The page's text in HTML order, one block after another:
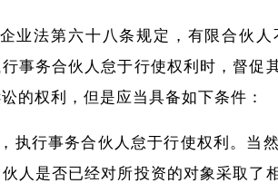
业法第六十八条规定，有限合伙
行事务合伙人怠于行使权利时，督
的权利，但是应当具备如下条件：
执行事务合伙人怠于行使权利。当
人是否已经对所投资的对象采取了